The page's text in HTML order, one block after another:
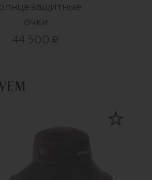
очки
44 500 ₽